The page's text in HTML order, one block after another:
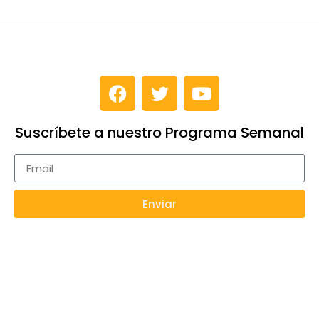
Suscríbete a nuestro Programa Semanal
Enviar